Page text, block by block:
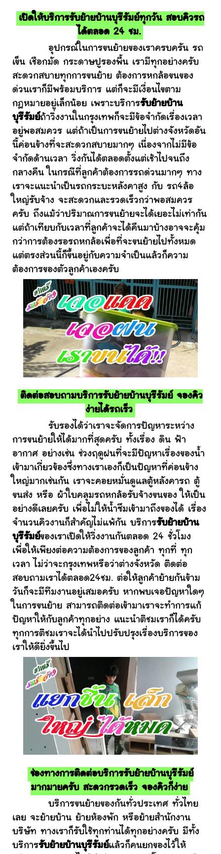
เปิดให้บริการรับย้ายบ้านบุรีรัมย์ทุกวัน สอบคิวรถ
ได้ตลอด 24 ชม.
อุปกรณ์ในการขนย้ายของเราครบครัน รถ
เข็น เชือกมัด กระดาษปูรองพื้น เรามีทุกอย่างครับ
สะดวกสบายทุกการขนย้าย ต้องการหกล้อขนของ
ด่วนเราก็มีพร้อมบริการ แต่ก็จะมีเงื่อนไขตาม
กฎหมายอยู่เล็กน้อย เพราะบริการรับย้ายบ้าน
บุรีรัมย์ถ้าวิ่งงานในกรุงเทพก็จะมีข้อจำกัดเรื่องเวลา
อยู่พอสมควร แต่ถ้าเป็นการขนย้ายไปต่างจังหวัดอัน
นี้ค่อนข้างที่จะสะดวกสบายมากๆ เนื่องจากไม่มีข้อ
จำกัดด้านเวลา วิ่งกันได้ตลอดตั้งแต่เช้าไปจนถึง
กลางคืน ในกรณีที่ลูกค้าต้องการรถด่วนมากๆ ทาง
เราจะแนะนำเป็นรถกระบะหลังคาสูง กับ รถ4ล้อ
ใหญ่รับจ้าง จะสะดวกและรวดเร็วกว่าพอสมควร
ครับ ถึงแม้ว่าปริมาณการขนย้ายจะได้เยอะไม่เท่ากัน
แต่ถ้าเทียบกับเวลาที่ลูกค้าจะได้คืนมาบ้างอาจจะคุ้ม
กว่าการต้องรอรถหกล้อเพื่อที่จะขนย้ายไปทั้งหมด
แต่ตรงส่วนนี้ก็ขึ้นอยู่กับความจำเป็นแล้วก็ความ
ต้องการของตัวลูกค้าเองครับ
ติดต่อสอบถามบริการรับย้ายบ้านบุรีรัมย์ จองคิว
ง่ายได้รถเร็ว
รับรองได้ว่าเราจะจัดการปัญหาระหว่าง
การขนย้ายให้ได้มากที่สุดครับ ทั้งเรื่อง ดิน ฟ้า
อากาศ อย่างเช่น ช่วงฤดูฝนที่จะมีปัญหาเรื่องของน้ำ
เข้ามาเกี่ยวข้องซึ่งทางเราเองก็เป็นปัญหาที่ค่อนข้าง
ใหญ่มากเช่นกัน เราจะคอยหมั่นดูแลตู้หลังคารถ ตู้
ขนส่ง หรือ ผ้าใบคลุมรถหกล้อรับจ้างขนของ ให้เป็น
อย่างดีเลยครับ เพื่อไม่ให้น้ำซึมเข้ามาถึงของได้ เรื่อง
จำนวนคิวงานก็สำคัญไม่แพ้กัน บริการรับย้ายบ้าน
บุรีรัมย์ของเราเปิดให้วิ่งงานกันตลอด 24 ชั่วโมง
เพื่อให้เพียงต่อความต้องการของลูกค้า ทุกที่ ทุก
เวลา ไม่ว่าจะกรุงเทพหรือว่าต่างจังหวัด ติดต่อ
สอบถามเราได้ตลอด24ชม. ต่อให้ลูกค้าย้ายกันข้าม
วันก็จะมีทีมงานอยู่เสมอครับ หากพบเจอปัญหาใดๆ
ในการขนย้าย สามารถติดต่อเข้ามาเราจะทำการแก้
ปัญหาให้กับลูกค้าทุกอย่าง แนะนำติชมเราก็ได้ครับ
ทุกการติชมเราจะได้นำไปปรับปรุงเรื่องบริการของ
เราให้ดียิ่งขึ้นไป
ช่องทางการติดต่อบริการรับย้ายบ้านบุรีรัมย์
มากมายครับ สะดวกรวดเร็ว จองคิวก็ง่าย
บริการขนย้ายของกันทั่วประเทศ ทั่วไทย
เลย จะย้ายบ้าน ย้ายห้องพัก หรือย้ายสำนักงาน
บริษัท ทางเราก็รับใช้ทุกท่านได้ทุกอย่างครับ มีทั้ง
บริการรับย้ายบ้านบุรีรัมย์แล้วก็คนยกของไว้ให้